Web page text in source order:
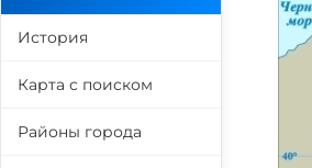
История
Карта с поиском
Районы города